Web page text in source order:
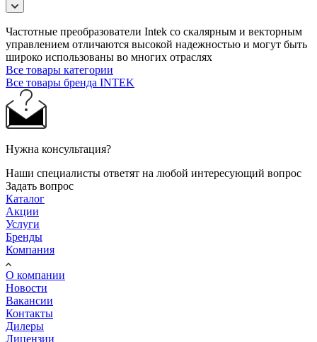
Частотные преобразователи Intek со скалярным и векторным
управлением отличаются высокой надежностью и могут быть
широко использованы во многих отраслях
Все товары категории
Все товары бренда INTEK
Нужна консультация?
Наши специалисты ответят на любой интересующий вопрос
Задать вопрос
Каталог
Акции
Услуги
Бренды
Компания
О компании
Новости
Вакансии
Контакты
Дилеры
Лицензии